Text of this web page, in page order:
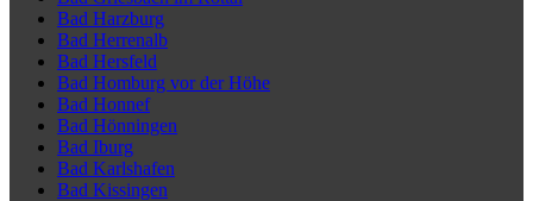
Bad Harzburg
Bad Herrenalb
Bad Hersfeld
Bad Homburg vor der Höhe
Bad Honnef
Bad Hönningen
Bad Iburg
Bad Karlshafen
Bad Kissingen